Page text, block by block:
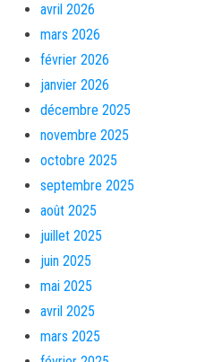
avril 2026
mars 2026
février 2026
janvier 2026
décembre 2025
novembre 2025
octobre 2025
septembre 2025
août 2025
juillet 2025
juin 2025
mai 2025
avril 2025
mars 2025